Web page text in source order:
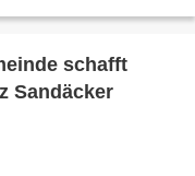
schafft
Sandäcker